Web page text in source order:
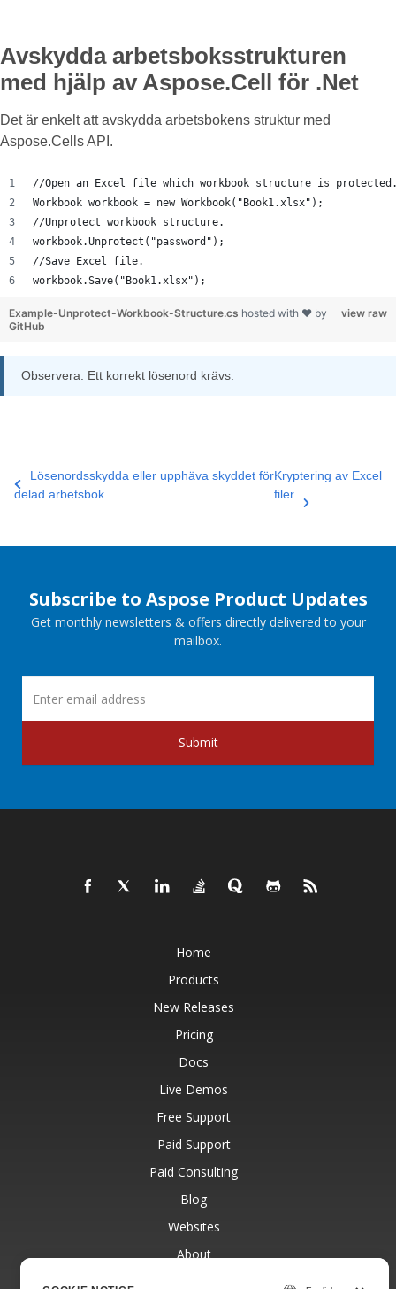
Avskydda arbetsboksstrukturen
med hjälp av Aspose.Cell för .Net
Det är enkelt att avskydda arbetsbokens struktur med
Aspose.Cells API.
//Open an Excel file which workbook structure is
Workbook workbook = new Workbook("Book1.xlsx");
//Unprotect workbook structure.
workbook.Unprotect("password");
//Save Excel file.
workbook.Save("Book1.xlsx");
view raw
Example-Unprotect-Workbook-Structure.cs hosted with ❤ by
GitHub
Observera: Ett korrekt lösenord krävs.
Lösenordsskydda eller upphäva skyddet för
delad arbetsbok
Kryptering av Excel
filer
Subscribe to Aspose Product Updates
Get monthly newsletters & offers directly delivered to your
mailbox.
Submit
Home
Products
New Releases
Pricing
Docs
Live Demos
Free Support
Paid Support
Paid Consulting
Blog
Websites
About